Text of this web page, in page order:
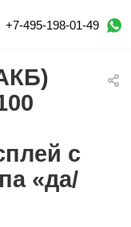
+7-495-198-01-49
с
«да/